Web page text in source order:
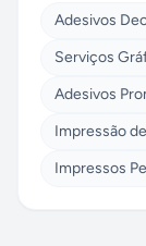
Adesivos
Serviços
Adesivos
Impressão
Impressos